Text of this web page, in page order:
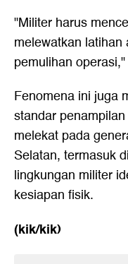
"Militer harus
melewatkan
pemulihan
Fenomena ini juga
standar
melekat pada
Selatan, termasuk
lingkungan militer
kesiapan fisik.
(kik/kik)